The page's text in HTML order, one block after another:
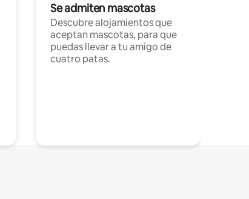
Se admiten mascotas
Descubre alojamientos que
aceptan mascotas, para que
puedas llevar a tu amigo de
cuatro patas.